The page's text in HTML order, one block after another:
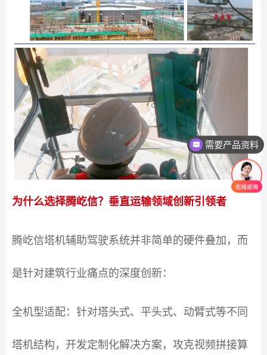
为什么选择腾屹信？垂直运输领域创新引领者
腾屹信塔机辅助驾驶系统并非简单的硬件叠加，而
是针对建筑行业痛点的深度创新：
全机型适配：针对塔头式、平头式、动臂式等不同
塔机结构，开发定制化解决方案，攻克视频拼接算
需要产品资料